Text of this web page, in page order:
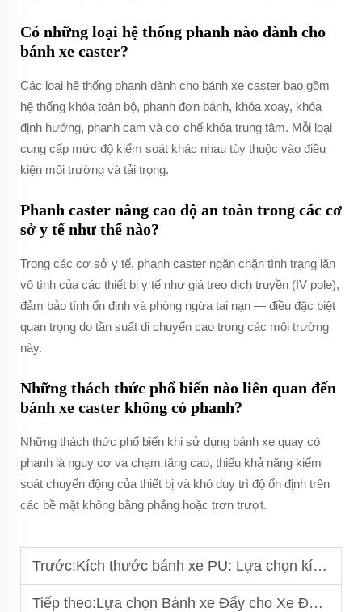
Có những loại hệ thống phanh nào dành cho
bánh xe caster?
Các loại hệ thống phanh dành cho bánh xe caster bao gồm
hệ thống khóa toàn bộ, phanh đơn bánh, khóa xoay, khóa
định hướng, phanh cam và cơ chế khóa trung tâm. Mỗi loại
cung cấp mức độ kiểm soát khác nhau tùy thuộc vào điều
kiện môi trường và tải trọng.
Phanh caster nâng cao độ an toàn trong các cơ
sở y tế như thế nào?
Trong các cơ sở y tế, phanh caster ngăn chặn tình trạng lăn
vô tình của các thiết bị y tế như giá treo dịch truyền (IV pole),
đảm bảo tính ổn định và phòng ngừa tai nạn — điều đặc biệt
quan trọng do tần suất di chuyển cao trong các môi trường
này.
Những thách thức phổ biến nào liên quan đến
bánh xe caster không có phanh?
Những thách thức phổ biến khi sử dụng bánh xe quay có
phanh là nguy cơ va chạm tăng cao, thiếu khả năng kiểm
soát chuyển động của thiết bị và khó duy trì độ ổn định trên
các bề mặt không bằng phẳng hoặc trơn trượt.
Trước:Kích thước bánh xe PU: Lựa chọn kích cỡ phù hợp cho thiết bị của bạn
Tiếp theo:Lựa chọn Bánh xe Đẩy cho Xe Đẩy Siêu Thị: Độ Bền và An Toàn